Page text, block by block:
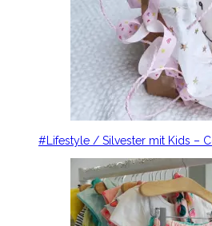
#Lifestyle / Silvester mit Kids –